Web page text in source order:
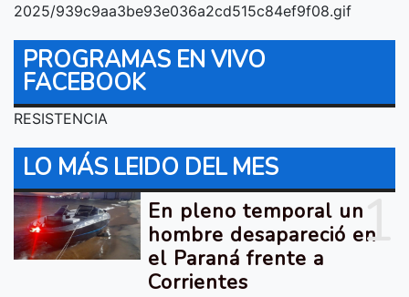
2025/939c9aa3be93e036a2cd515c84ef9f08.gif
PROGRAMAS EN VIVO
FACEBOOK
RESISTENCIA
LO MÁS LEIDO DEL MES
1
En pleno temporal un
hombre desapareció en
el Paraná frente a
Corrientes